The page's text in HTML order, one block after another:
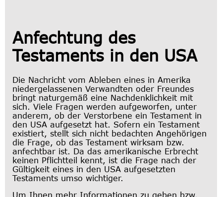
Anfechtung des
Testaments in den USA
Die Nachricht vom Ableben eines in Amerika
niedergelassenen Verwandten oder Freundes
bringt naturgemäß eine Nachdenklichkeit mit
sich. Viele Fragen werden aufgeworfen, unter
anderem, ob der Verstorbene ein Testament in
den USA aufgesetzt hat. Sofern ein Testament
existiert, stellt sich nicht bedachten Angehörigen
die Frage, ob das Testament wirksam bzw.
anfechtbar ist. Da das amerikanische Erbrecht
keinen Pflichtteil kennt, ist die Frage nach der
Gültigkeit eines in den USA aufgesetzten
Testaments umso wichtiger.
Um Ihnen mehr Informationen zu geben bzw.